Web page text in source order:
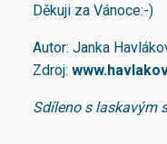
Děkuji za Vánoce:-)
Autor: Janka
Zdroj:
Sdíleno s laskavým